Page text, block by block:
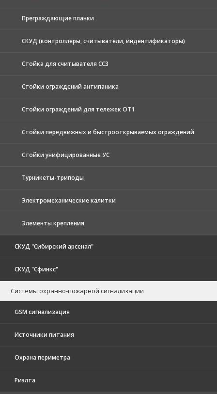
Преграждающие планки
СКУД (контроллеры, считыватели, индентификаторы)
Стойка для считывателя СС3
Стойки ограждений антипаника
Стойки ограждений для тележек ОТ1
Стойки передвижных и быстрооткрываемых ограждений
Стойки унифицированные УС
Турникеты-триподы
Электромеханические калитки
Элементы крепления
СКУД "Сибирский арсенал"
СКУД "Сфинкс"
Системы охранно-пожарной сигнализации
GSM сигнализация
Источники питания
Охрана периметра
Риэлта